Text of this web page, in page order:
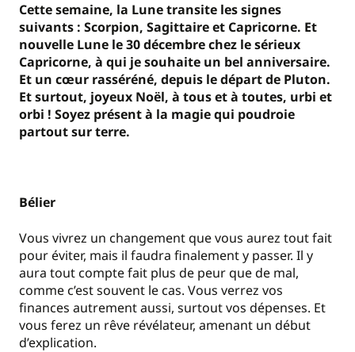
Cette semaine, la Lune transite les signes
suivants : Scorpion, Sagittaire et Capricorne. Et
nouvelle Lune le 30 décembre chez le sérieux
Capricorne, à qui je souhaite un bel anniversaire.
Et un cœur rasséréné, depuis le départ de Pluton.
Et surtout, joyeux Noël, à tous et à toutes, urbi et
orbi ! Soyez présent à la magie qui poudroie
partout sur terre.
Bélier
Vous vivrez un changement que vous aurez tout fait
pour éviter, mais il faudra finalement y passer. Il y
aura tout compte fait plus de peur que de mal,
comme c’est souvent le cas. Vous verrez vos
finances autrement aussi, surtout vos dépenses. Et
vous ferez un rêve révélateur, amenant un début
d’explication.